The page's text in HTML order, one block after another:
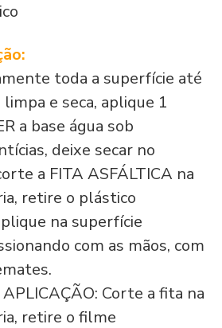
toda a superfície até
e seca, aplique 1
a base água sob
deixe secar no
a FITA ASFÁLTICA na
retire o plástico
na superfície
com as mãos, com
Corte a fita na
retire o filme